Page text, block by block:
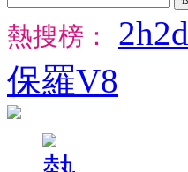
熱搜榜： 2h2d
保羅V8